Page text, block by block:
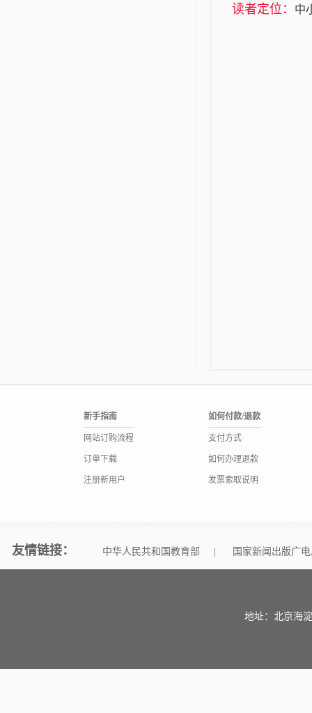
读者定位： 中
新手指南
网站订购流程
订单下载
注册新用户
如何付款/退款
支付方式
如何办理退款
发票索取说明
友情链接： 中华人民共和国教育部 国家新闻出版广
地址：北京海